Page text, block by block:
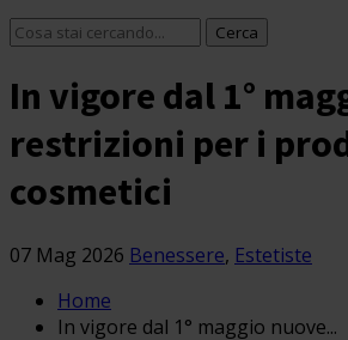
In vigore dal 1°
restrizioni per i
cosmetici
07 Mag 2026 Benessere, Estetiste
Home
In vigore dal 1° maggio nuove...